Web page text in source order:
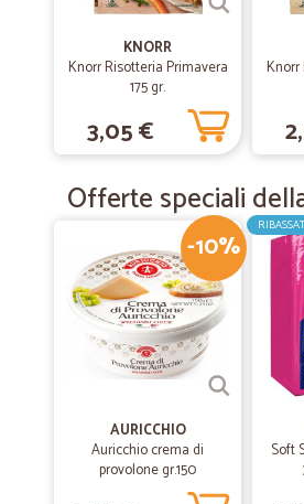
KNORR
Knorr Risotteria Primavera
175 gr.
3,05 €
Knorr
Offerte speciali
-10%
AURICCHIO
Auricchio crema di
provolone gr.150
Soft